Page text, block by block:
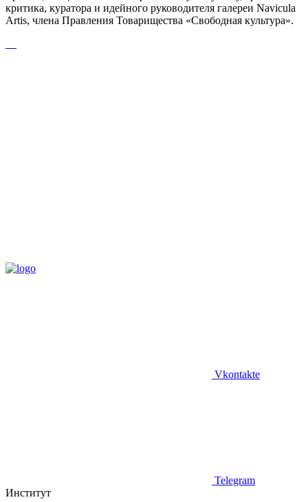
критика, куратора и идейного руководителя галереи Navicula
Artis, члена Правления Товарищества «Свободная культура».
Vkontakte
Telegram
Институт